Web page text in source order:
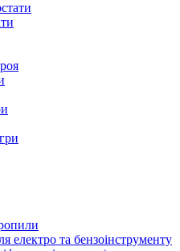
електро та бензоінструменту